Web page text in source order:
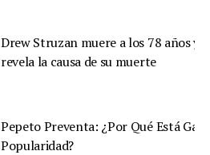
Drew Struzan muere a los 78 años y
revela la causa de su muerte
Pepeto Preventa: ¿Por Qué Está
Popularidad?